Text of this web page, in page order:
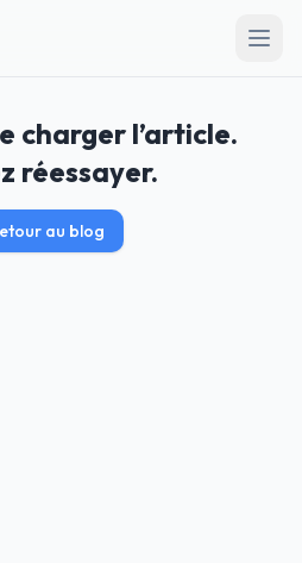
charger l’article.
réessayer.
au blog